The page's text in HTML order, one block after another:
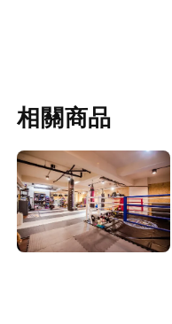
相關商品